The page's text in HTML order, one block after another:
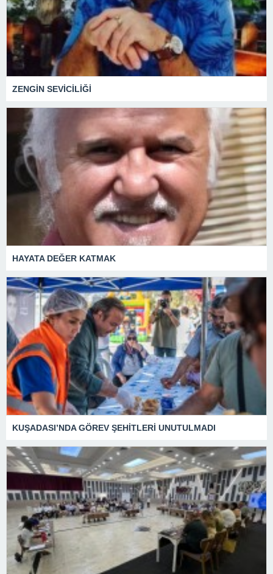
ZENGİN SEVİCİLİĞİ
HAYATA DEĞER KATMAK
KUŞADASI’NDA GÖREV ŞEHİTLERİ UNUTULMADI